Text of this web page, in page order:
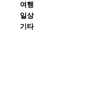
여행
일상
기타